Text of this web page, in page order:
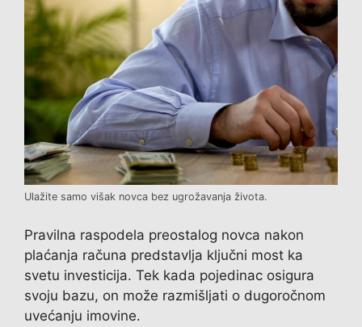
Ulažite samo višak novca bez ugrožavanja života.
Pravilna raspodela preostalog novca nakon
plaćanja računa predstavlja ključni most ka
svetu investicija. Tek kada pojedinac osigura
svoju bazu, on može razmišljati o dugoročnom
uvećanju imovine.